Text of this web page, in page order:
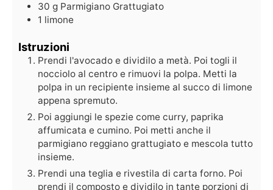
30 g Parmigiano Grattugiato
1 limone
Istruzioni
Prendi l'avocado e dividilo a metà. Poi togli il
nocciolo al centro e rimuovi la polpa. Metti la
polpa in un recipiente insieme al succo di limone
appena spremuto.
Poi aggiungi le spezie come curry, paprika
affumicata e cumino. Poi metti anche il
parmigiano reggiano grattugiato e mescola tutto
insieme.
Prendi una teglia e rivestila di carta forno. Poi
prendi il composto e dividilo in tante porzioni di